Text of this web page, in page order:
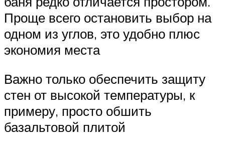
Проще всего остановить выбор на
одном из углов, это удобно плюс
экономия места
Важно только обеспечить защиту
стен от высокой температуры, к
примеру, просто обшить
базальтовой плитой